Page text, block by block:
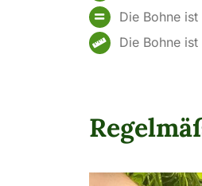
Die Bohne
Die Bohne